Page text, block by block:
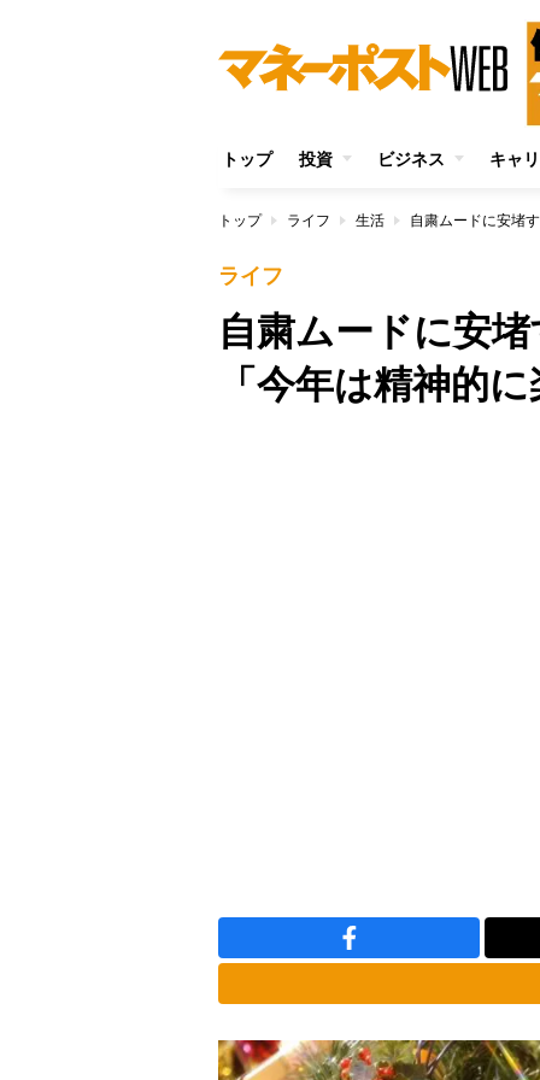
トップ 投資 ビジネス キャ
トップ ライフ 生活 自粛ムードに安堵
ライフ
自粛ムードに安
「今年は精神的